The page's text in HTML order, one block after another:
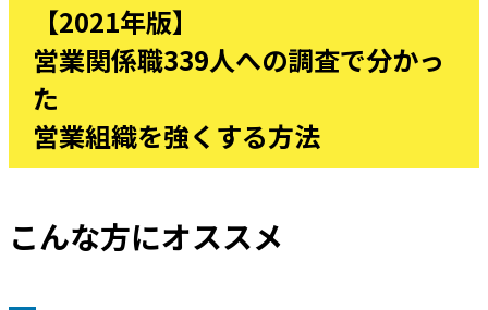
【2021年版】
営業関係職339人への調査で分かっ
た
営業組織を強くする方法
こんな方にオススメ